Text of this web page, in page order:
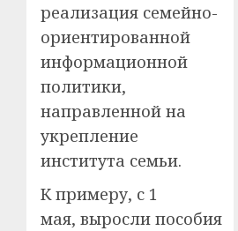
реализация семейно-
ориентированной
информационной
политики,
направленной на
укрепление
института семьи.
К примеру, с 1
мая, выросли пособия